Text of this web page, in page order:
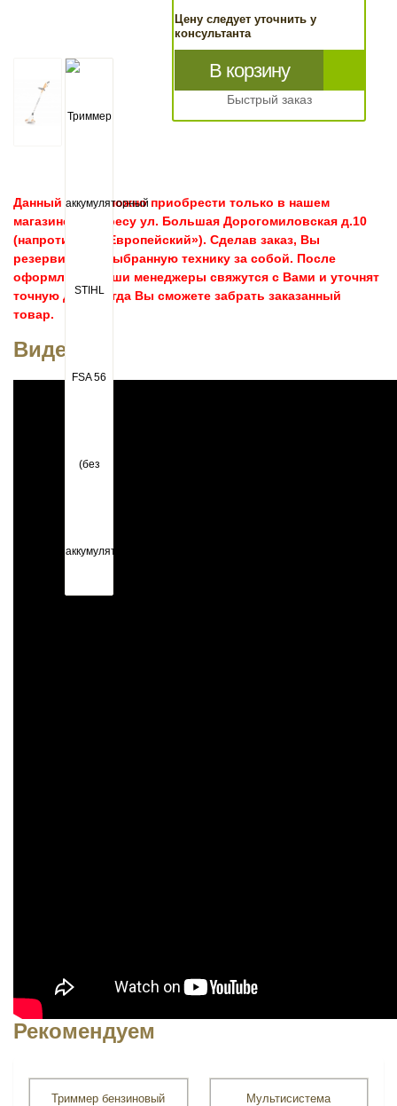
Цену следует уточнить у
консультанта
В корзину
Быстрый заказ
Данный товар можно приобрести только в нашем
магазине по адресу ул. Большая Дорогомиловская д.10
(напротив ТЦ «Европейский»). Сделав заказ, Вы
резервируете выбранную технику за собой. После
оформления наши менеджеры свяжутся с Вами и уточнят
точную дату, когда Вы сможете забрать заказанный
товар.
Видео
Рекомендуем
Триммер бензиновый
Мультисистема